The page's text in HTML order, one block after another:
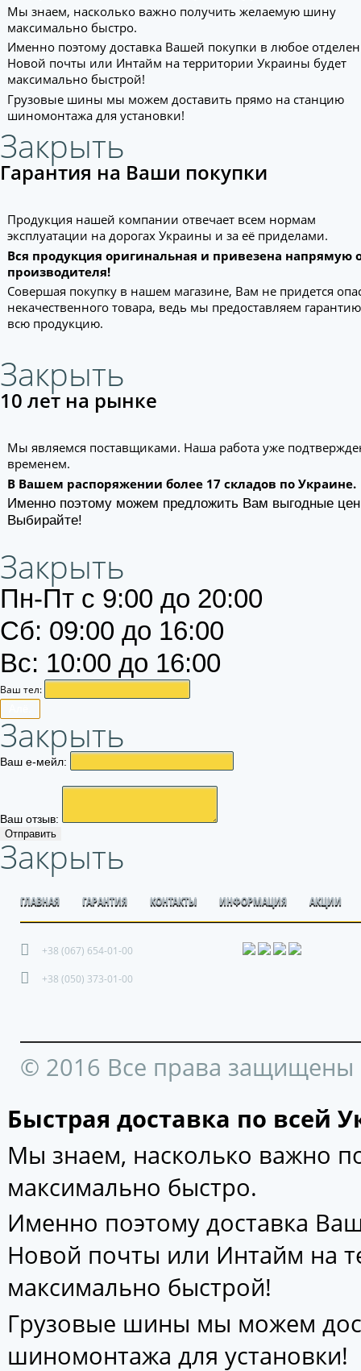
Мы знаем, насколько важно получить желаемую шину
максимально быстро.
Именно поэтому доставка Вашей покупки в любое
Новой почты или Интайм на территории Украины будет
максимально быстрой!
Грузовые шины мы можем доставить прямо на станцию
шиномонтажа для установки!
Закрыть
Гарантия на Ваши покупки
Продукция нашей компании отвечает всем нормам
эксплуатации на дорогах Украины и за её приделами.
Вся продукция оригинальная и привезена напрямую
производителя!
Совершая покупку в нашем магазине, Вам не придется
некачественного товара, ведь мы предоставляем
всю продукцию.
Закрыть
10 лет на рынке
Мы являемся поставщиками. Наша работа уже
временем.
В Вашем распоряжении более 17 складов по Украине.
Именно поэтому можем предложить Вам выгодные
Выбирайте!
Закрыть
Пн-Пт с 9:00 до 20:00
Сб: 09:00 до 16:00
Вс: 10:00 до 16:00
Ваш тел:
Закрыть
Ваш е-мейл:
Ваш отзыв:
Отправить
Закрыть
ГЛАВНАЯ ГАРАНТИЯ КОНТАКТЫ ИНФОРМАЦИЯ АКЦИИ
+38 (067) 654-01-00
+38 (050) 373-01-00
© 2016 Все права защищены
Быстрая доставка по всей
Мы знаем, насколько важно
максимально быстро.
Именно поэтому доставка
Новой почты или Интайм на
максимально быстрой!
Грузовые шины мы можем
шиномонтажа для установки!